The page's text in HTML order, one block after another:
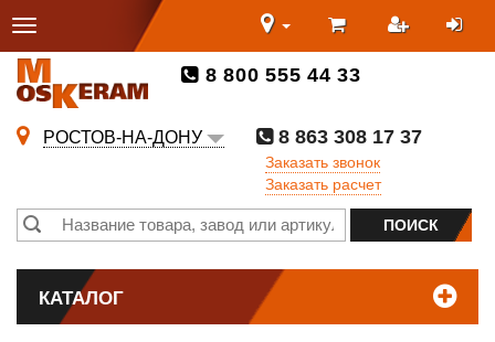
8 800 555 44 33
РОСТОВ-НА-ДОНУ
8 863 308 17 37
Заказать звонок
Заказать расчет
КАТАЛОГ